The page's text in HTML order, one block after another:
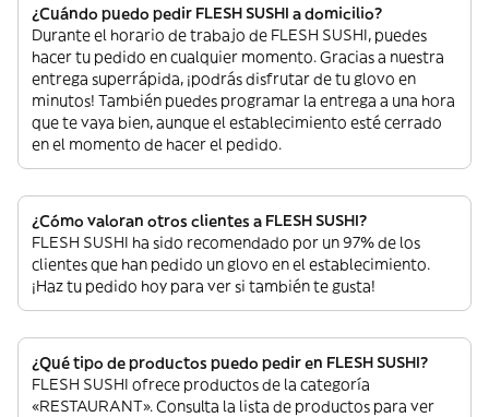
¿Cuándo puedo pedir FLESH SUSHI a domicilio?
Durante el horario de trabajo de FLESH SUSHI, puedes
hacer tu pedido en cualquier momento. Gracias a nuestra
entrega superrápida, ¡podrás disfrutar de tu glovo en
minutos! También puedes programar la entrega a una hora
que te vaya bien, aunque el establecimiento esté cerrado
en el momento de hacer el pedido.
¿Cómo valoran otros clientes a FLESH SUSHI?
FLESH SUSHI ha sido recomendado por un 97% de los
clientes que han pedido un glovo en el establecimiento.
¡Haz tu pedido hoy para ver si también te gusta!
¿Qué tipo de productos puedo pedir en FLESH SUSHI?
FLESH SUSHI ofrece productos de la categoría
«RESTAURANT». Consulta la lista de productos para ver